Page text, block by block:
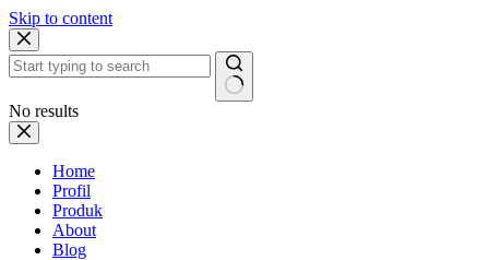
Skip to content
No results
Home
Profil
Produk
About
Blog